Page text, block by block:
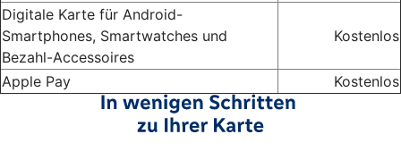
Digitale Karte für Android-
Smartphones, Smartwatches und
Bezahl-Accessoires
Kostenlos
Apple Pay Kostenlos